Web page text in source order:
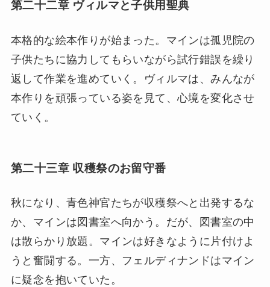
第二十二章 ヴィルマと子供用聖典
本格的な絵本作りが始まった。マインは孤児院の
子供たちに協力してもらいながら試行錯誤を繰り
返して作業を進めていく。ヴィルマは、みんなが
本作りを頑張っている姿を見て、心境を変化させ
ていく。
第二十三章 収穫祭のお留守番
秋になり、青色神官たちが収穫祭へと出発するな
か、マインは図書室へ向かう。だが、図書室の中
は散らかり放題。マインは好きなように片付けよ
うと奮闘する。一方、フェルディナンドはマイン
に疑念を抱いていた。